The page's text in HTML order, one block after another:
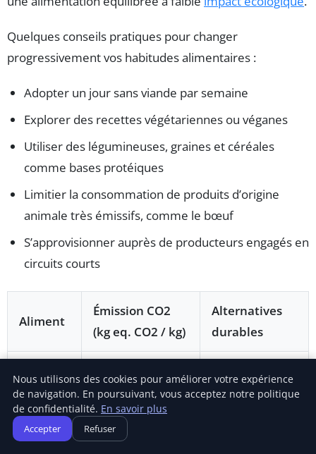
Quelques conseils pratiques pour changer
progressivement vos habitudes alimentaires :
Adopter un jour sans viande par semaine
Explorer des recettes végétariennes ou véganes
Utiliser des légumineuses, graines et céréales
comme bases protéiques
Limitier la consommation de produits d’origine
animale très émissifs, comme le bœuf
S’approvisionner auprès de producteurs engagés en
circuits courts
Aliment
Émission CO2
(kg eq. CO2 / kg)
Alternatives
durables
Bœuf 27
chiches, tofu
Porc 12
Nous utilisons des cookies pour améliorer votre expérience
de navigation. En poursuivant, vous acceptez notre politique
de confidentialité. En savoir plus
Accepter Refuser